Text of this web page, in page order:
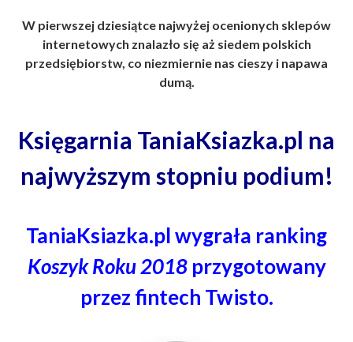
W pierwszej dziesiątce najwyżej ocenionych sklepów
internetowych znalazło się aż siedem polskich
przedsiębiorstw, co niezmiernie nas cieszy i napawa
dumą.
Księgarnia TaniaKsiazka.pl na
najwyższym stopniu podium!
TaniaKsiazka.pl wygrała ranking
Koszyk Roku 2018przygotowany
przez fintech Twisto.